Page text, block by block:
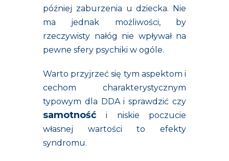
później zaburzenia u dziecka. Nie
ma jednak możliwości, by
rzeczywisty nałóg nie wpływał na
pewne sfery psychiki w ogóle.
Warto przyjrzeć się tym aspektom i
cechom charakterystycznym
typowym dla DDA i sprawdzić czy
samotność i niskie poczucie
własnej wartości to efekty
syndromu.